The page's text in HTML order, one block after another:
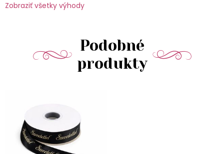
Zobraziť všetky výhody
Podobné
produkty